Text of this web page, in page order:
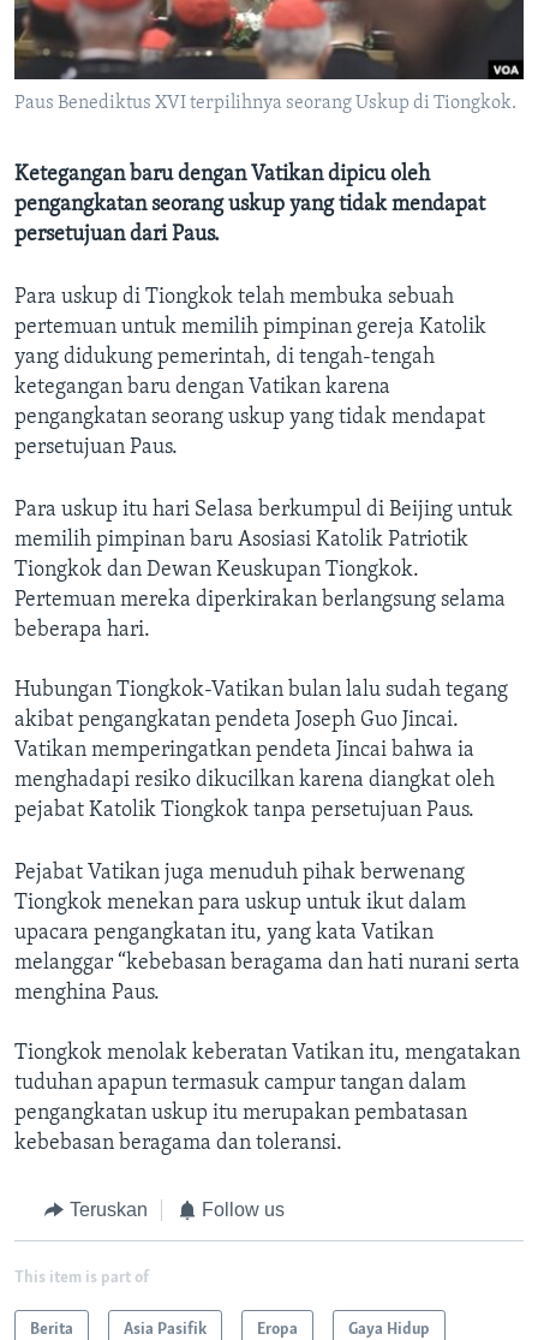
Paus Benediktus XVI terpilihnya seorang Uskup di Tiongkok.
Ketegangan baru dengan Vatikan dipicu oleh
pengangkatan seorang uskup yang tidak mendapat
persetujuan dari Paus.
Para uskup di Tiongkok telah membuka sebuah
pertemuan untuk memilih pimpinan gereja Katolik
yang didukung pemerintah, di tengah-tengah
ketegangan baru dengan Vatikan karena
pengangkatan seorang uskup yang tidak mendapat
persetujuan Paus.
Para uskup itu hari Selasa berkumpul di Beijing untuk
memilih pimpinan baru Asosiasi Katolik Patriotik
Tiongkok dan Dewan Keuskupan Tiongkok.
Pertemuan mereka diperkirakan berlangsung selama
beberapa hari.
Hubungan Tiongkok-Vatikan bulan lalu sudah tegang
akibat pengangkatan pendeta Joseph Guo Jincai.
Vatikan memperingatkan pendeta Jincai bahwa ia
menghadapi resiko dikucilkan karena diangkat oleh
pejabat Katolik Tiongkok tanpa persetujuan Paus.
Pejabat Vatikan juga menuduh pihak berwenang
Tiongkok menekan para uskup untuk ikut dalam
upacara pengangkatan itu, yang kata Vatikan
melanggar “kebebasan beragama dan hati nurani serta
menghina Paus.
Tiongkok menolak keberatan Vatikan itu, mengatakan
tuduhan apapun termasuk campur tangan dalam
pengangkatan uskup itu merupakan pembatasan
kebebasan beragama dan toleransi.
Teruskan Follow us
This item is part of
Berita Asia Pasifik Eropa Gaya Hidup